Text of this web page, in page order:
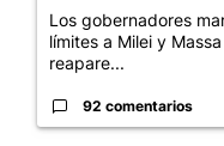
Los gobernadores
límites a Milei y Massa
reapare...
92 comentarios